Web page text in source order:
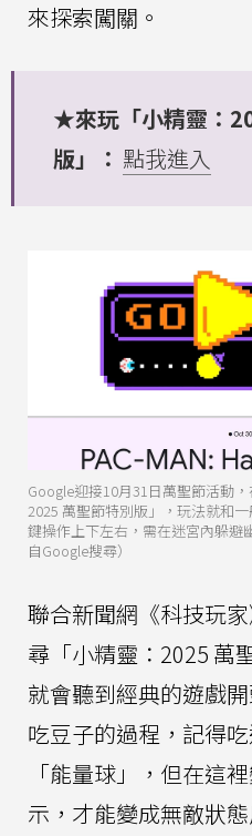
來探索闖關。
★來玩「小精靈：
版」： 點我進入
Google迎接10月31日萬聖節活動
2025 萬聖節特別版」，玩法就和
鍵操作上下左右，需在迷宮內躲避
自Google搜尋）
聯合新聞網《科技玩
尋「小精靈：2025 萬
就會聽到經典的遊戲
吃豆子的過程，記得
「能量球」，但在這
示，才能變成無敵狀